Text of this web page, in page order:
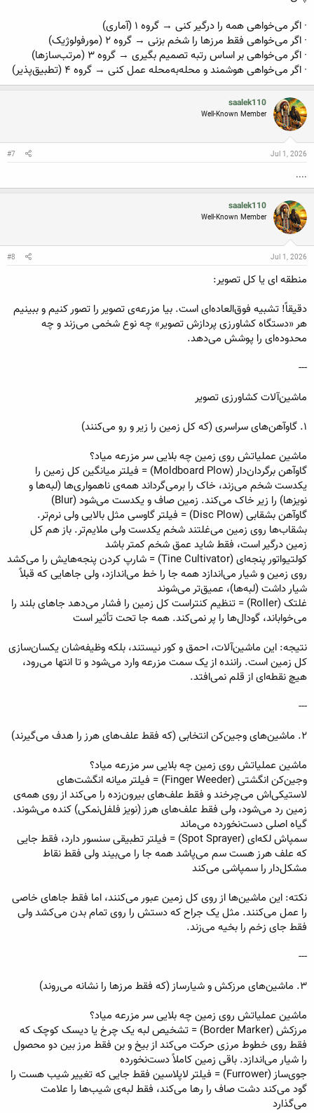
· اگر می‌خواهی همه را درگیر کنی → گروه ۱ (آماری)
· اگر می‌خواهی فقط مرزها را شخم بزنی → گروه ۲ (مورفولوژیک)
· اگر می‌خواهی بر اساس رتبه تصمیم بگیری → گروه ۳ (مرتب‌سازها)
· اگر می‌خواهی هوشمند و محله‌به‌محله عمل کنی → گروه ۴ (تطبیق‌پذیر)
saalek110
Well-Known Member
Jul 1, 2026
#7
....
saalek110
Well-Known Member
Jul 1, 2026
#8
منطقه ای یا کل تصویر:
دقیقاً! تشبیه فوق‌العاده‌ای است. بیا مزرعه‌ی تصویر را تصور کنیم و ببینیم
هر «دستگاه کشاورزی پردازش تصویر» چه نوع شخمی می‌زند و چه
محدوده‌ای را پوشش می‌دهد.
---
ماشین‌آلات کشاورزی تصویر
۱. گاوآهن‌های سراسری (که کل زمین را زیر و رو می‌کنند)
ماشین عملیاتش روی زمین چه بلایی سر مزرعه میاد؟
گاوآهن برگردان‌دار (Moldboard Plow) = فیلتر میانگین کل زمین را
یکدست شخم می‌زند، خاک را برمی‌گرداند همه‌ی ناهمواری‌ها (لبه‌ها و
نویزها) را زیر خاک می‌کند. زمین صاف و یکدست می‌شود (Blur)
گاوآهن بشقابی (Disc Plow) = فیلتر گاوسی مثل بالایی ولی نرم‌تر.
بشقاب‌ها روی زمین می‌غلتند شخم یکدست ولی ملایم‌تر. باز هم کل
زمین درگیر است، فقط شاید عمق شخم کمتر باشد
کولتیواتور پنجه‌ای (Tine Cultivator) = شارپ کردن پنجه‌هایش را می‌کشد
روی زمین و شیار می‌اندازد همه جا را خط می‌اندازد، ولی جاهایی که قبلاً
شیار داشت (لبه‌ها)، عمیق‌تر می‌شوند
غلتک (Roller) = تنظیم کنتراست کل زمین را فشار می‌دهد جاهای بلند را
می‌خواباند، گودال‌ها را پر نمی‌کند. همه جا تحت تأثیر است
نتیجه: این ماشین‌آلات، احمق و کور نیستند، بلکه وظیفه‌شان یکسان‌سازی
کل زمین است. راننده از یک سمت مزرعه وارد می‌شود و تا انتها می‌رود،
هیچ نقطه‌ای از قلم نمی‌افتد.
---
۲. ماشین‌های وجین‌کن انتخابی (که فقط علف‌های هرز را هدف می‌گیرند)
ماشین عملیاتش روی زمین چه بلایی سر مزرعه میاد؟
وجین‌کن انگشتی (Finger Weeder) = فیلتر میانه انگشت‌های
لاستیکی‌اش می‌چرخند و فقط علف‌های بیرون‌زده را می‌کند از روی همه‌ی
زمین رد می‌شود، ولی فقط علف‌های هرز (نویز فلفل‌نمکی) کنده می‌شوند.
گیاه اصلی دست‌نخورده می‌ماند
سمپاش لکه‌ای (Spot Sprayer) = فیلتر تطبیقی سنسور دارد، فقط جایی
که علف هرز هست سم می‌پاشد همه جا را می‌بیند ولی فقط نقاط
مشکل‌دار را سمپاشی می‌کند
نکته: این ماشین‌ها از روی کل زمین عبور می‌کنند، اما فقط جاهای خاصی
را عمل می‌کنند. مثل یک جراح که دستش را روی تمام بدن می‌کشد ولی
فقط جای زخم را بخیه می‌زند.
---
۳. ماشین‌های مرزکش و شیارساز (که فقط مرزها را نشانه می‌روند)
ماشین عملیاتش روی زمین چه بلایی سر مزرعه میاد؟
مرزکش (Border Marker) = تشخیص لبه یک چرخ یا دیسک کوچک که
فقط روی خطوط مرزی حرکت می‌کند از بیخ و بن فقط مرز بین دو محصول
را شیار می‌اندازد. باقی زمین کاملاً دست‌نخورده
جوی‌ساز (Furrower) = فیلتر لاپلاسین فقط جایی که تغییر شیب هست را
گود می‌کند دشت صاف را رها می‌کند، فقط لبه‌ی شیب‌ها را علامت
می‌گذارد